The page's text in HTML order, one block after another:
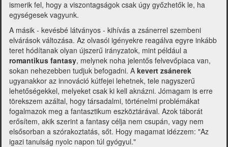
ismerik fel, hogy a viszontagságok csak úgy győzhetők le, ha
egységesek vagyunk.
A másik - kevésbé látványos - kihívás a zsánerrel szembeni
elvárások változása. Az olvasói igényekre reagálva egyre inkább
teret hódítanak olyan újszerű irányzatok, mint például a
romantikus fantasy, melynek noha jelentős felvevőpiaca van,
sokan nehezebben tudjuk befogadni. A kevert zsánerek
ugyanakkor az innováció kútfejei lehetnek, tele nagyszerű
lehetőségekkel, melyeket csak ki kell aknázni. Jómagam is erre
törekszem azáltal, hogy társadalmi, történelmi problémákat
fogalmazok meg a fantasztikum eszköztárával. Azok táborát
erősítem, akik szerint a fantasy célja nem csupán, vagy nem
elsősorban a szórakoztatás, sőt. Hogy magamat idézzem: "Az
igazi tanulság nyolc napon túl gyógyul."